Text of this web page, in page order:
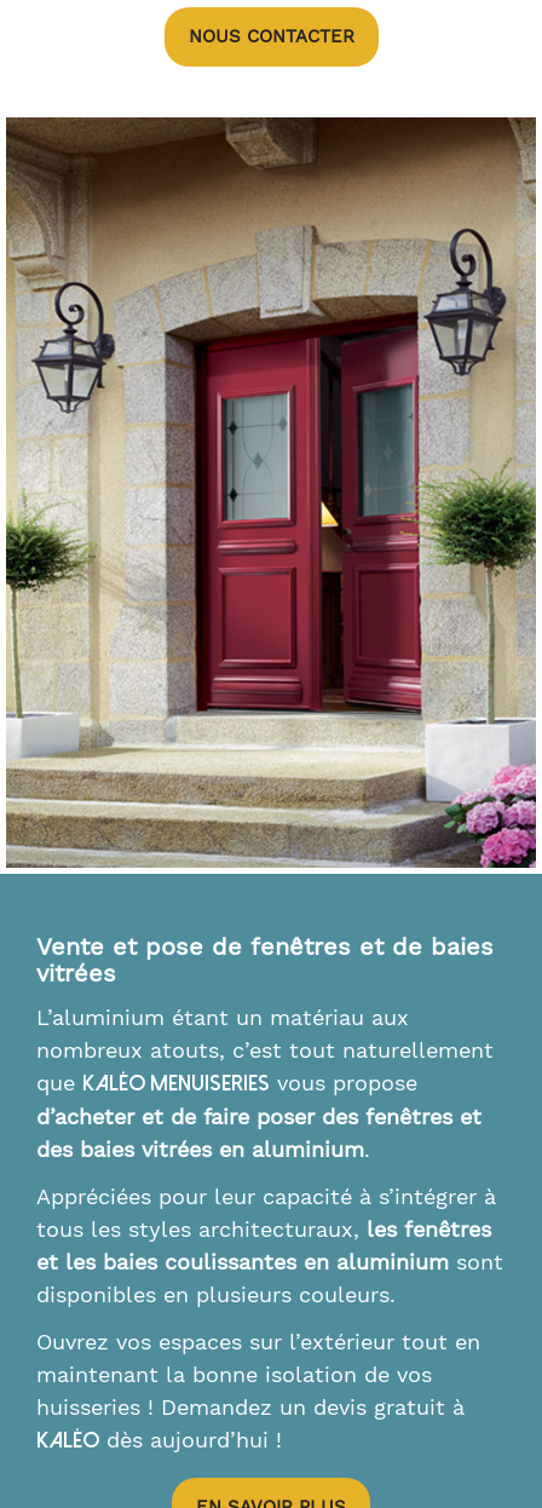
NOUS CONTACTER
Vente et pose de fenêtres et de baies
vitrées
L’aluminium étant un matériau aux
nombreux atouts, c’est tout naturellement
que Kaléo Menuiseries vous propose
d’acheter et de faire poser des fenêtres et
des baies vitrées en aluminium.
Appréciées pour leur capacité à s’intégrer à
tous les styles architecturaux, les fenêtres
et les baies coulissantes en aluminium sont
disponibles en plusieurs couleurs.
Ouvrez vos espaces sur l’extérieur tout en
maintenant la bonne isolation de vos
huisseries ! Demandez un devis gratuit à
Kaléo dès aujourd’hui !